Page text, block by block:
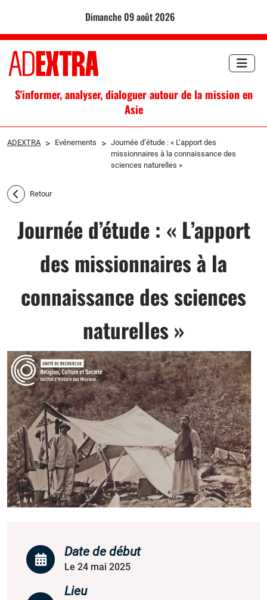
dimanche 09 août 2026
S'informer, analyser, dialoguer autour de la mission en
Asie
ADEXTRA > Evénements > Journée d’étude : « L’apport des
missionnaires à la connaissance des
sciences naturelles »
Retour
Journée d’étude : « L’apport
des missionnaires à la
connaissance des sciences
naturelles »
Date de début
Le 24 mai 2025
Lieu